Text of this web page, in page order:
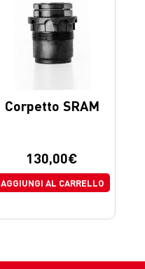
Corpetto SRAM
130,00€
AGGIUNGI AL CARRELLO